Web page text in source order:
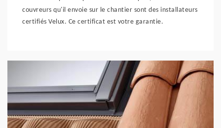
couvreurs qu'il envoie sur le chantier sont des installateurs
certifiés Velux. Ce certificat est votre garantie.